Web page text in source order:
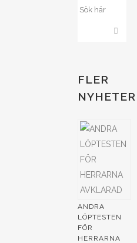
FLER
NYHETER
ANDRA
LÖPTESTEN
FÖR
HERRARNA